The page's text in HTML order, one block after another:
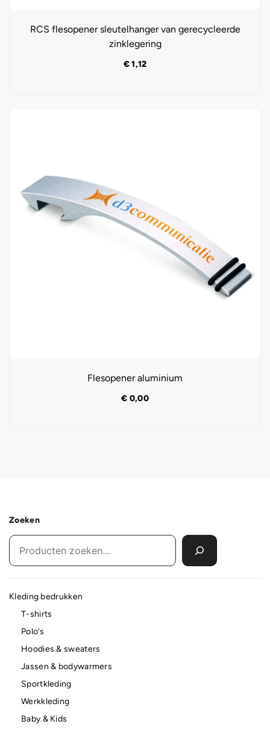
RCS flesopener sleutelhanger van gerecycleerde
zinklegering
€1,12
Flesopener aluminium
€ 0,00
Zoeken
Kleding bedrukken
T-shirts
Polo’s
Hoodies & sweaters
Jassen & bodywarmers
Sportkleding
Werkkleding
Baby & Kids